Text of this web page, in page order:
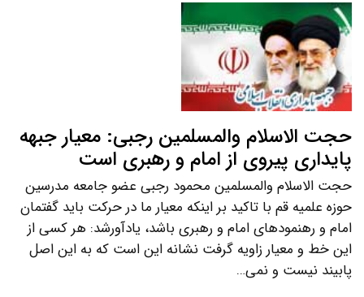
حجت الاسلام والمسلمین رجبی: معیار جبهه
پایداری پیروی از امام و رهبری است
حجت الاسلام والمسلمین محمود رجبی عضو جامعه مدرسین
حوزه علمیه قم با تاکید بر اینکه معیار ما در حرکت باید گفتمان
امام و رهنمودهای امام و رهبری باشد، یادآورشد: هر کسی از
این خط و معیار زاویه گرفت نشانه این است که به این اصل
پابیند نیست و نمی…